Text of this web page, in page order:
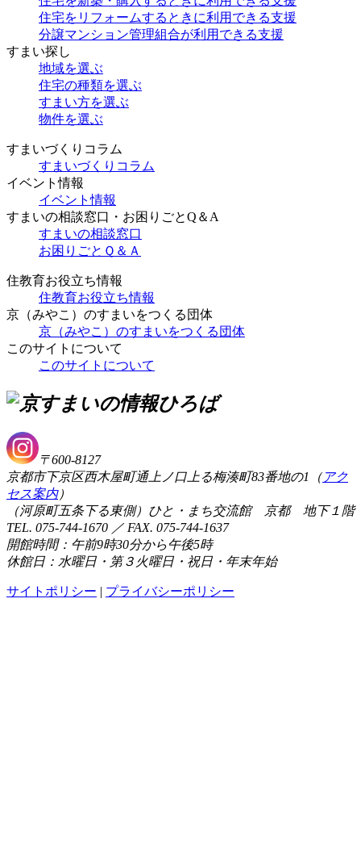
住宅をリフォームするときに利用できる支援
分譲マンション管理組合が利用できる支援
すまい探し
地域を選ぶ
住宅の種類を選ぶ
すまい方を選ぶ
物件を選ぶ
すまいづくりコラム
すまいづくりコラム
イベント情報
イベント情報
すまいの相談窓口・お困りごとQ＆A
すまいの相談窓口
お困りごとＱ＆Ａ
住教育お役立ち情報
住教育お役立ち情報
京（みやこ）のすまいをつくる団体
京（みやこ）のすまいをつくる団体
このサイトについて
このサイトについて
〒600-8127
京都市下京区西木屋町通上ノ口上る梅湊町83番地の1（ アク
セス案内）
（河原町五条下る東側）ひと・まち交流館 京都 地下１階
TEL. 075-744-1670 ／ FAX. 075-744-1637
開館時間：午前9時30分から午後5時
休館日：水曜日・第３火曜日・祝日・年末年始
サイトポリシー | プライバシーポリシー